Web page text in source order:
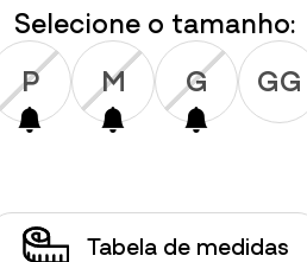
Selecione o tamanho:
P
M G GG
Tabela de medidas